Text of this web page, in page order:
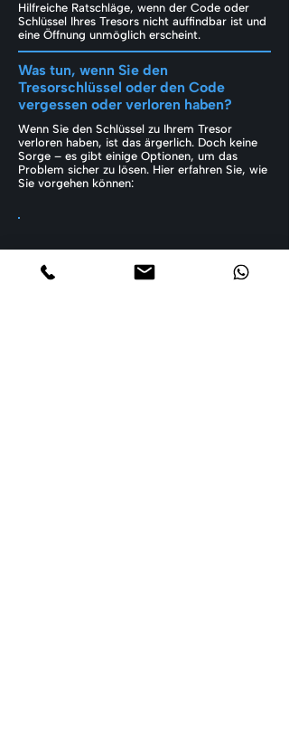
Hilfreiche Ratschläge, wenn der Code oder
Schlüssel Ihres Tresors nicht auffindbar ist und
eine Öffnung unmöglich erscheint.
Was tun, wenn Sie den
Tresorschlüssel oder den Code
vergessen oder verloren haben?
Wenn Sie den Schlüssel zu Ihrem Tresor
verloren haben, ist das ärgerlich. Doch keine
Sorge – es gibt einige Optionen, um das
Problem sicher zu lösen. Hier erfahren Sie, wie
Sie vorgehen können: